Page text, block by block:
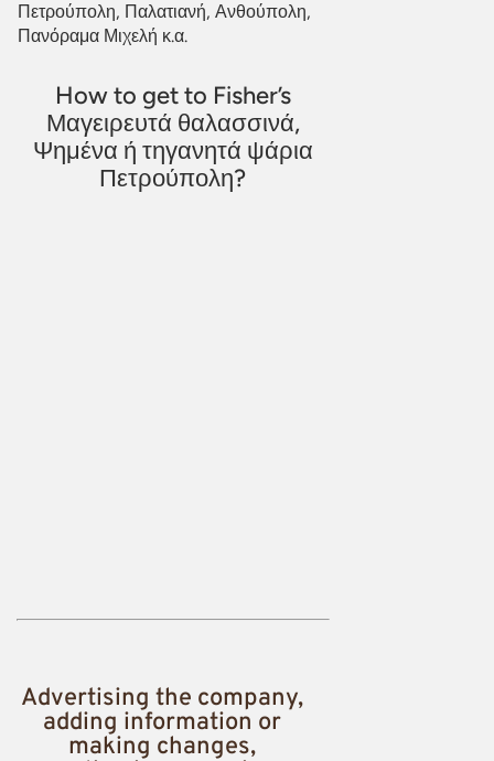
Πετρούπολη, Παλατιανή, Ανθούπολη,
Πανόραμα Μιχελή κ.α.
How to get to Fisher’s
Μαγειρευτά θαλασσινά,
Ψημένα ή τηγανητά ψάρια
Πετρούπολη?
Advertising the company,
adding information or
making changes,